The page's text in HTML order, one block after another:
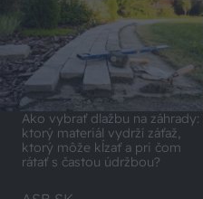
Ako vybrať dlažbu na záhrady:
ktorý materiál vydrží záťaž,
ktorý môže kĺzať a pri čom
rátať s častou údržbou?